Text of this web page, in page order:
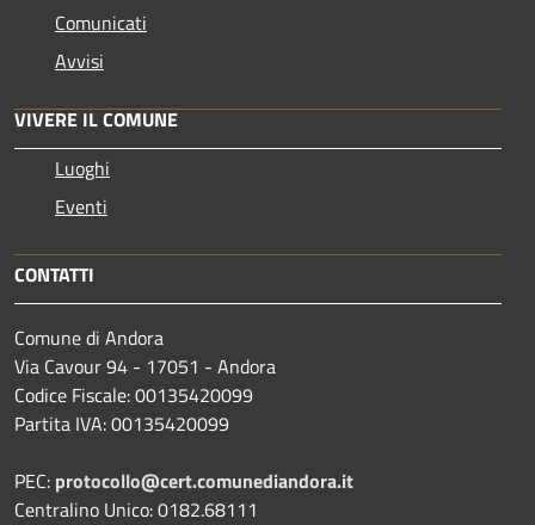
Comunicati
Avvisi
VIVERE IL COMUNE
Luoghi
Eventi
CONTATTI
Comune di Andora
Via Cavour 94 - 17051 - Andora
Codice Fiscale: 00135420099
Partita IVA: 00135420099
PEC: protocollo@cert.comunediandora.it
Centralino Unico: 0182.68111